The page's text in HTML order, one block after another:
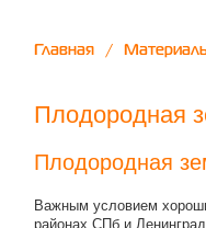
Главная
Плодородная
Плодородная
Важным условием
районах СПб и